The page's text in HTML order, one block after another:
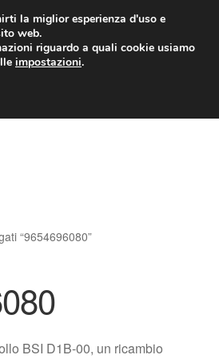
da 7 EUR
- 16:00/800 580 290
“9654696080”
BSI D1B-00, un ricambio
la miglior esperienza d'uso e
web.
riguardo a quali cookie usiamo
impostazioni.